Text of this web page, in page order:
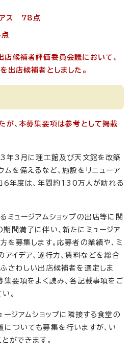
アス 78点
候補者評価委員会議において、
出店候補者としました。
が、本募集要項は参考として掲載
年3月に理工館及び天文館を改築
ムを備えるなど、施設をリニューア
6年度は、年間約130万人が訪れる
ミュージアムショップの出店等に関
間満了に伴い、新たにミュージア
を募集します。応募者の業績や、ミ
アイデア、遂行力、賃料などを総合
さわしい出店候補者を選定しま
集要項をよく読み、各記載事項をご
。
ージアムショップに隣接する食堂の
ついても募集を行いますが、い
ができます。